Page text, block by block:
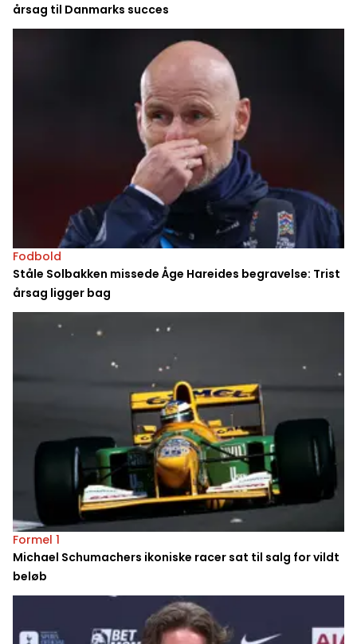
årsag til Danmarks succes
Fodbold
Ståle Solbakken missede Åge Hareides begravelse: Trist
årsag ligger bag
Formel 1
Michael Schumachers ikoniske racer sat til salg for vildt
beløb